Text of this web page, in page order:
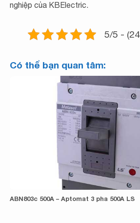
nghiệp của KBElectric.
5/5 -
Có thể bạn quan tâm:
ABN803c 500A – Aptomat 3 pha 500A LS